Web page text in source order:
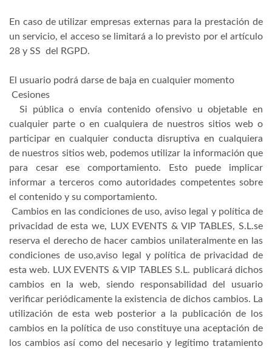
En caso de utilizar empresas externas para la prestación de
un servicio, el acceso se limitará a lo previsto por el artículo
28 y SS del RGPD.
El usuario podrá darse de baja en cualquier momento
Cesiones
Si pública o envía contenido ofensivo u objetable en
cualquier parte o en cualquiera de nuestros sitios web o
participar en cualquier conducta disruptiva en cualquiera
de nuestros sitios web, podemos utilizar la información que
para cesar ese comportamiento. Esto puede implicar
informar a terceros como autoridades competentes sobre
el contenido y su comportamiento.
Cambios en las condiciones de uso, aviso legal y política de
privacidad de esta we, LUX EVENTS & VIP TABLES, S.L.se
reserva el derecho de hacer cambios unilateralmente en las
condiciones de uso,aviso legal y política de privacidad de
esta web. LUX EVENTS & VIP TABLES S.L. publicará dichos
cambios en la web, siendo responsabilidad del usuario
verificar periódicamente la existencia de dichos cambios. La
utilización de esta web posterior a la publicación de los
cambios en la política de uso constituye una aceptación de
los cambios así como del necesario y legítimo tratamiento